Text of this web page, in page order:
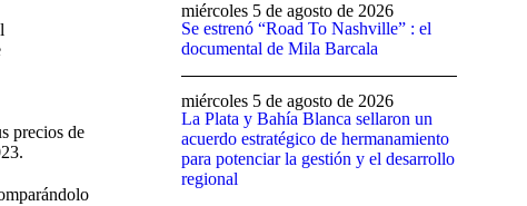
precios de
Se estrenó “Road To Nashville” : el
documental de Mila Barcala
miércoles 5 de agosto de 2026
La Plata y Bahía Blanca sellaron un
acuerdo estratégico de hermanamiento
para potenciar la gestión y el desarrollo
regional
miércoles 5 de agosto de 2026